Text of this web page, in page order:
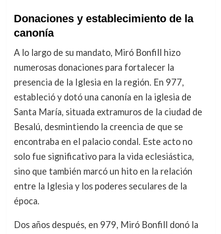
Donaciones y establecimiento de la
canonía
A lo largo de su mandato, Miró Bonfill hizo
numerosas donaciones para fortalecer la
presencia de la Iglesia en la región. En 977,
estableció y dotó una canonía en la iglesia de
Santa María, situada extramuros de la ciudad de
Besalú, desmintiendo la creencia de que se
encontraba en el palacio condal. Este acto no
solo fue significativo para la vida eclesiástica,
sino que también marcó un hito en la relación
entre la Iglesia y los poderes seculares de la
época.
Dos años después, en 979, Miró Bonfill donó la